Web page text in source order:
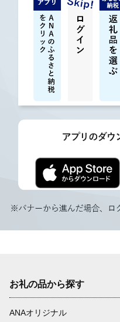
お礼の品から探す
ANAオリジナル